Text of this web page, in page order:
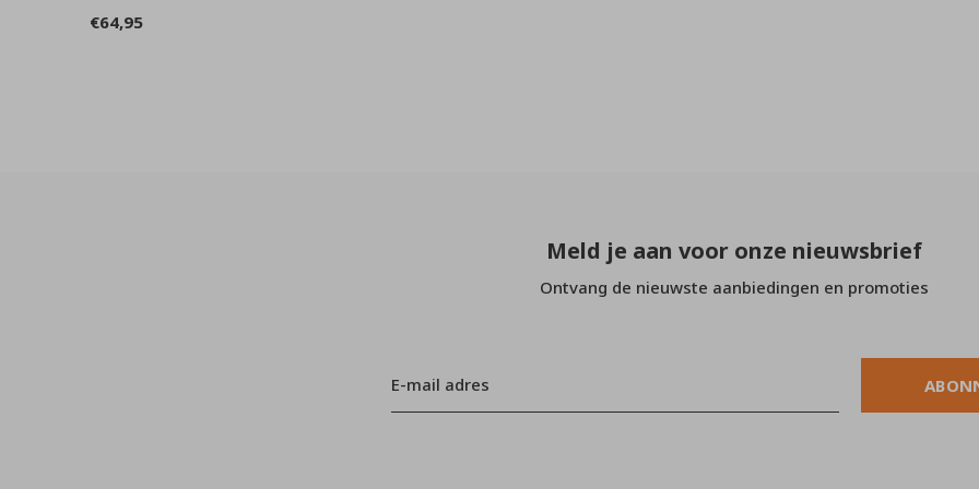
€64,95
Meld je aan voor onze nieuwsbrief
Ontvang de nieuwste aanbiedingen en promoties